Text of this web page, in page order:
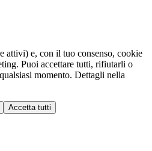
attivi) e, con il tuo consenso, cookie
Puoi accettare tutti, rifiutarli o
momento. Dettagli nella
Accetta tutti